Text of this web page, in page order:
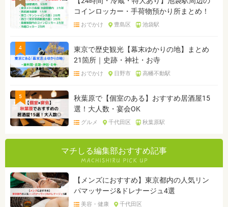
コインロッカー・手荷物預かり所まとめ！
おでかけ 豊島区 池袋駅
4
東京で歴史観光【幕末ゆかりの地】まとめ
21箇所｜史跡・神社・お寺
おでかけ 日野市 高幡不動駅
5
秋葉原で【個室のある】おすすめ居酒屋15
選！大人数・宴会OK
グルメ 千代田区 秋葉原駅
マチしる編集部おすすめ記事
【メンズにおすすめ】東京都内の人気リン
パマッサージ&ドレナージュ4選
美容・健康 千代田区